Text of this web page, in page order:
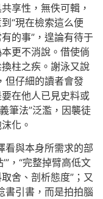
享性，無佚可輯，
“現在檢索這么便
的事”，遑論有待于
更不消說。借使倘
柱之疾。謝泳又說
但仔細的讀者會發
在他人已見史料或
筆法”泛濫，因襲徒
化。
看與本身所需求的部
，“完整掉臂高低文
舍、剖析態度”；又
書引書，而是拍拍腦